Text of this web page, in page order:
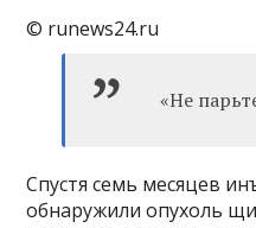
© runews24.ru
«Не
Спустя семь месяцев
обнаружили опухоль